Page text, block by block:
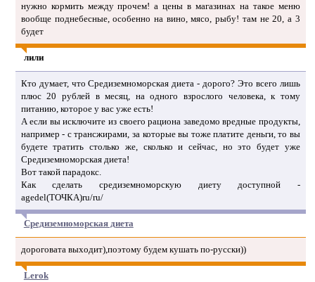
нужно кормить между прочем! а цены в магазинах на такое меню
вообще поднебесные, особенно на вино, мясо, рыбу! там не 20, а 3
будет
лили
Кто думает, что Средиземноморская диета - дорого? Это всего лишь
плюс 20 рублей в месяц, на одного взрослого человека, к тому
питанию, которое у вас уже есть!
А если вы исключите из своего рациона заведомо вредные продукты,
например - с трансжирами, за которые вы тоже платите деньги, то вы
будете тратить столько же, сколько и сейчас, но это будет уже
Средиземноморская диета!
Вот такой парадокс.
Как сделать средиземноморскую диету доступной -
agedel(ТОЧКА)ru/ru/
Средиземноморская диета
дороговата выходит),поэтому будем кушать по-русски))
Lerok